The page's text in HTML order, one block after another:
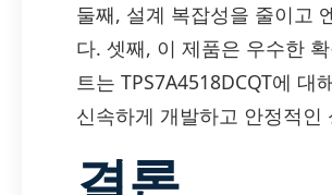
둘째, 설계 복잡성을 줄이고
다. 셋째, 이 제품은 우수한
트는 TPS7A4518DCQT에
신속하게 개발하고 안정적
결론